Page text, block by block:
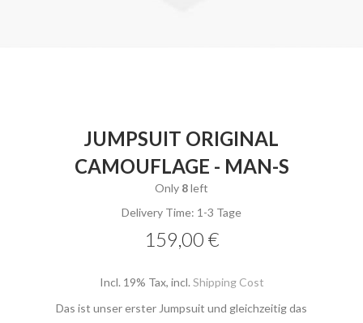
JUMPSUIT ORIGINAL
CAMOUFLAGE - MAN-S
Only 8left
Delivery Time: 1-3 Tage
159,00 €
Incl. 19% Tax, incl. Shipping Cost
Das ist unser erster Jumpsuit und gleichzeitig das